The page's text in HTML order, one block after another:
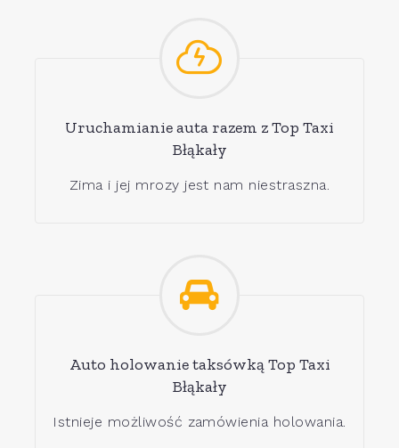
Uruchamianie auta razem z Top Taxi
Błąkały
Zima i jej mrozy jest nam niestraszna.
Auto holowanie taksówką Top Taxi
Błąkały
Istnieje możliwość zamówienia holowania.